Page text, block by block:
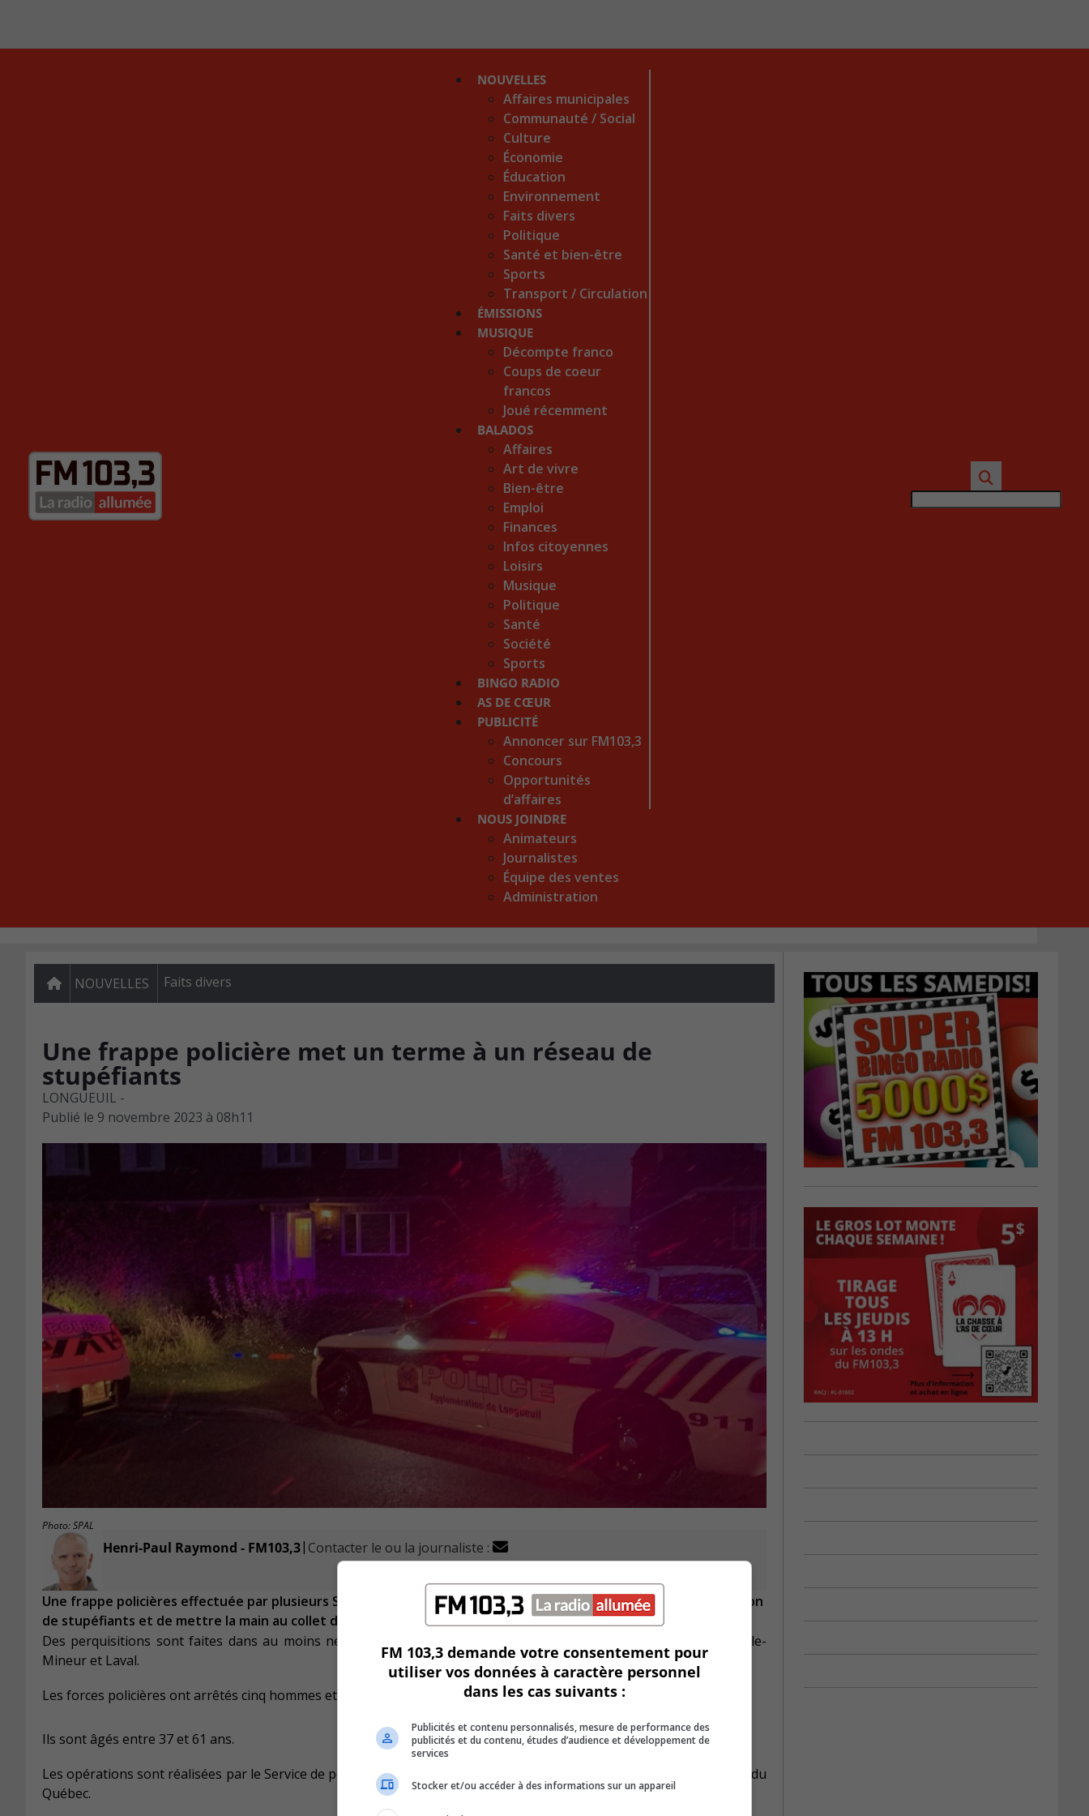
NOUVELLES
Affaires municipales
Communauté / Social
Culture
Économie
Éducation
Environnement
Faits divers
Politique
Santé et bien-être
Sports
Transport / Circulation
ÉMISSIONS
MUSIQUE
Décompte franco
Coups de coeur
francos
Joué récemment
BALADOS
Affaires
Art de vivre
Bien-être
Emploi
Finances
Infos citoyennes
Loisirs
Musique
Politique
Santé
Société
Sports
BINGO RADIO
AS DE CŒUR
PUBLICITÉ
Annoncer sur FM103,3
Concours
Opportunités
d’affaires
NOUS JOINDRE
Animateurs
Journalistes
Équipe des ventes
Administration
NOUVELLES Faits divers
Une frappe policière met un terme à un réseau de
stupéfiants
LONGUEUIL -
Publié le 9 novembre 2023 à 08h11
Photo: SPAL
Henri-Paul Raymond - FM103,3| Contacter le ou la journaliste :
Une frappe policières effectuée par plusieurs Services de police a permis de démanteler un réseau de distribution
de stupéfiants et de mettre la main au collet de sept individus.
Des perquisitions sont faites dans au moins neuf résidences à Longueuil, Saint-Hubert, Brossard, Saint-Jacques-le-
Mineur et Laval.
Les forces policières ont arrêtés cinq hommes et deux femmes lors de cette opération.
Ils sont âgés entre 37 et 61 ans.
Les opérations sont réalisées par le Service de police de l’agglomération de Longueuil, en partenariat avec la Sûreté du
Québec.
FM 103,3 demande votre consentement pour
utiliser vos données à caractère personnel
dans les cas suivants :
Publicités et contenu personnalisés, mesure de performance des
publicités et du contenu, études d’audience et développement de
services
Stocker et/ou accéder à des informations sur un appareil